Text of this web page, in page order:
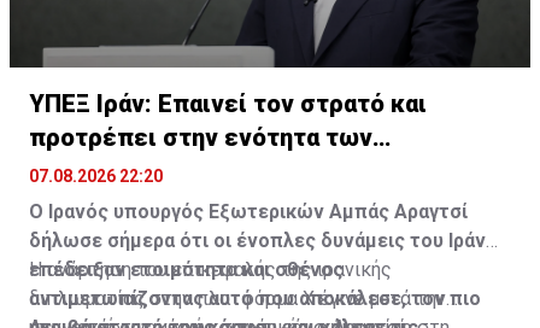
ΥΠΕΞ Ιράν: Επαινεί τον στρατό και
προτρέπει στην ενότητα των
μουσουλμάνων
07.08.2026 22:20
Ο Ιρανός υπουργός Εξωτερικών Αμπάς Αραγτσί
δήλωσε σήμερα ότι οι ένοπλες δυνάμεις του Ιράν
επέδειξαν ετοιμότητα και σθένος
αντιμετωπίζοντας αυτό που αποκάλεσε, τον πιο
Η ανάρτηση του επικεφαλής της ιρανικής
διπλωματίας στην πλατφόρμα Χ έγινε μετά την